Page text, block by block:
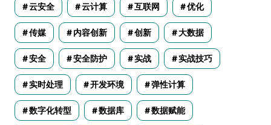
云安全 云计算 互联网 优化
传媒 内容创新 创新 大数据
安全 安全防护 实战 实战技巧
实时处理 开发环境 弹性计算
数字化转型 数据库 数据赋能